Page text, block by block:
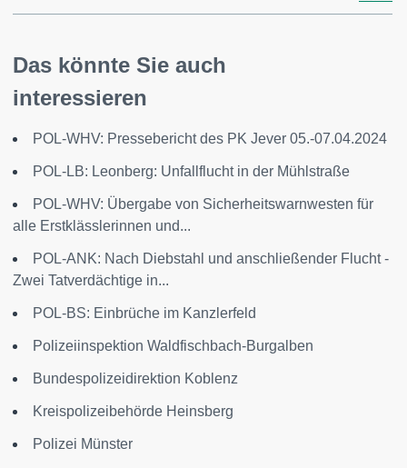
Das könnte Sie auch
interessieren
POL-WHV: Pressebericht des PK Jever 05.-07.04.2024
POL-LB: Leonberg: Unfallflucht in der Mühlstraße
POL-WHV: Übergabe von Sicherheitswarnwesten für
alle Erstklässlerinnen und...
POL-ANK: Nach Diebstahl und anschließender Flucht -
Zwei Tatverdächtige in...
POL-BS: Einbrüche im Kanzlerfeld
Polizeiinspektion Waldfischbach-Burgalben
Bundespolizeidirektion Koblenz
Kreispolizeibehörde Heinsberg
Polizei Münster